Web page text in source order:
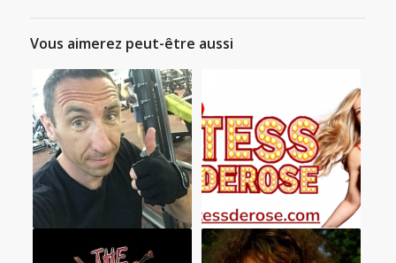
Vous aimerez peut-être aussi